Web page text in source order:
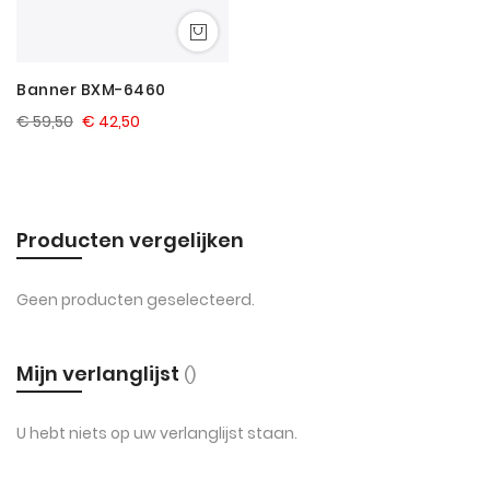
Banner BXM-6460
€ 42,50
€ 59,50
Producten vergelijken
Geen producten geselecteerd.
Mijn verlanglijst
U hebt niets op uw verlanglijst staan.